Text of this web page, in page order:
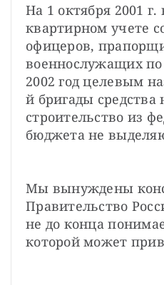
На 1 октября 2001 г.
квартирном учете
офицеров,
военнослужащих
2002 год целевым
й бригады
строительство из
бюджета не
Мы вынуждены
Правительство
не до конца
которой может